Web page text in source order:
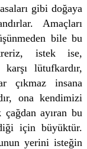
gibi doğaya
Amaçları
bile bu
istek ise,
lütufkardır,
çıkmaz insana
ona kendimizi
çağdan ayıran bu
için büyüktür.
yerini isteğin